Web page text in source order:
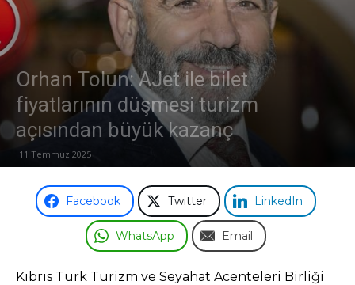
Ticaret
Odası
Orhan Tolun: AJet ile bilet
fiyatlarının düşmesi turizm
açısından büyük kazanç
11 Temmuz 2025
Facebook Twitter LinkedIn
WhatsApp Email
Kıbrıs Türk Turizm ve Seyahat Acenteleri Birliği